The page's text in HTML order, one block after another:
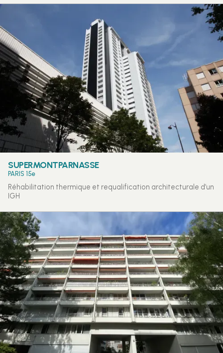
SUPERMONTPARNASSE
PARIS 15e
Réhabilitation thermique et requalification architecturale d’un
IGH